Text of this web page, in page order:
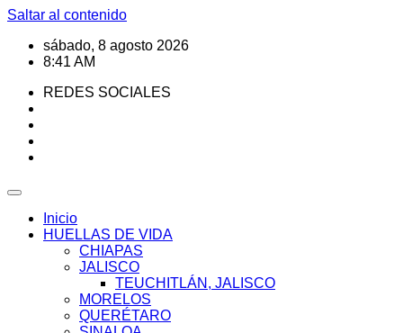
Saltar al contenido
sábado, 8 agosto 2026
8:41 AM
REDES SOCIALES
Inicio
HUELLAS DE VIDA
CHIAPAS
JALISCO
TEUCHITLÁN, JALISCO
MORELOS
QUERÉTARO